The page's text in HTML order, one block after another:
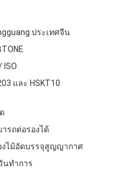
ประเทศจีน
ISO
และ HSKT10
ารถต่อรองได้
งไม้อัดบรรจุสูญญากาศ
นทำการ